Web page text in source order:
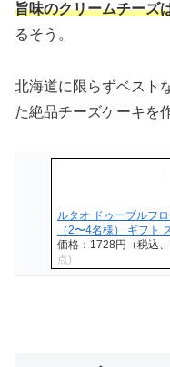
旨味のクリームチーズ
るそう。
北海道に限らずベスト
た絶品チーズケーキを
ルタオ ドゥーブルフ
（2〜4名様） ギフト
価格：1728円（税込
点)